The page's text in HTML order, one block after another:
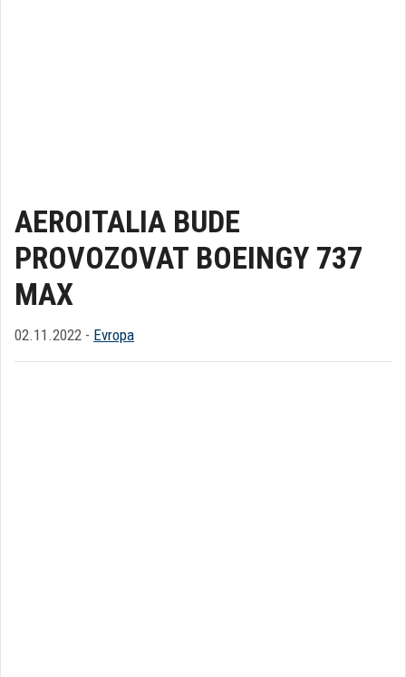
AEROITALIA BUDE
PROVOZOVAT BOEINGY 737
MAX
02.11.2022 - Evropa